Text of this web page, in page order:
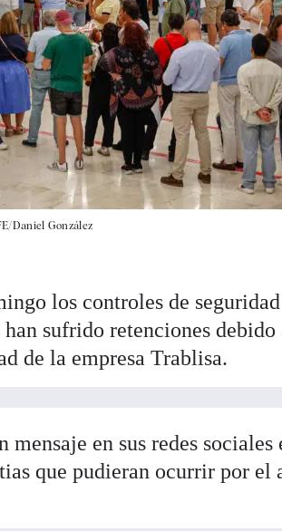
Daniel González
los controles de
sufrido retenciones
de la empresa Trablisa.
en sus redes sociales
que pudieran ocurrir por el